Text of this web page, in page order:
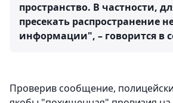
пространство. В частности,
пресекать распространение
информации", – говорится в
Проверив сообщение,